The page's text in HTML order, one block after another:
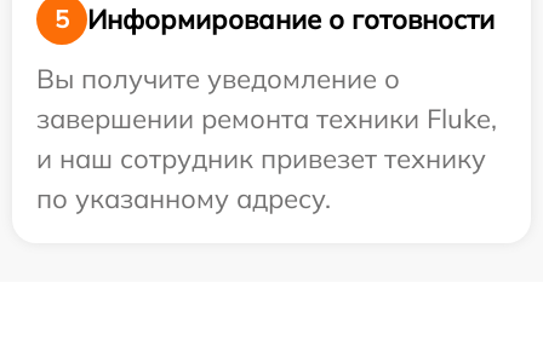
5
Информирование о готовности
Вы получите уведомление о
завершении ремонта техники Fluke,
и наш сотрудник привезет технику
по указанному адресу.